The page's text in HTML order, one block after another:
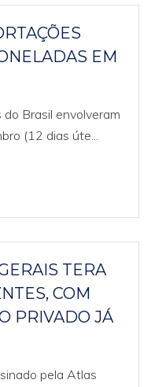
EM
Brasil envolveram
(12 dias úte...
TERA
COM
PRIVADO JÁ
pela Atlas